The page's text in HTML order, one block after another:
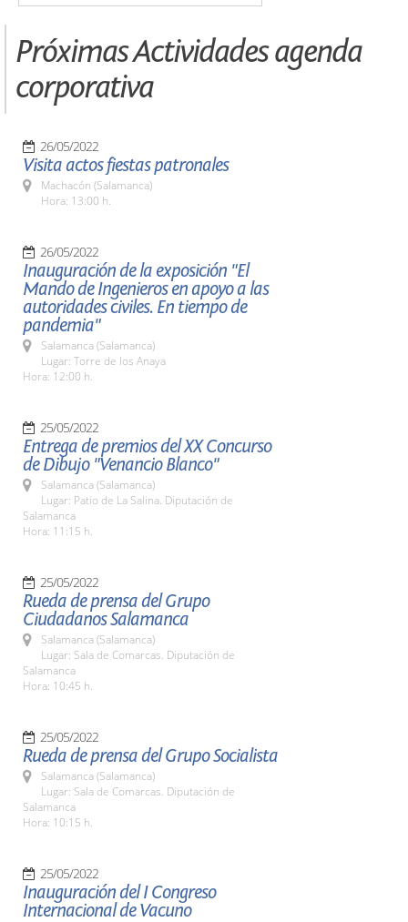
Próximas Actividades agenda
corporativa
26/05/2022
Visita actos fiestas patronales
Machacón (Salamanca)
Hora: 13:00 h.
26/05/2022
Inauguración de la exposición "El
Mando de Ingenieros en apoyo a las
autoridades civiles. En tiempo de
pandemia"
Salamanca (Salamanca)
Lugar: Torre de los Anaya
Hora: 12:00 h.
25/05/2022
Entrega de premios del XX Concurso
de Dibujo "Venancio Blanco"
Salamanca (Salamanca)
Lugar: Patio de La Salina. Diputación de
Salamanca
Hora: 11:15 h.
25/05/2022
Rueda de prensa del Grupo
Ciudadanos Salamanca
Salamanca (Salamanca)
Lugar: Sala de Comarcas. Diputación de
Salamanca
Hora: 10:45 h.
25/05/2022
Rueda de prensa del Grupo Socialista
Salamanca (Salamanca)
Lugar: Sala de Comarcas. Diputación de
Salamanca
Hora: 10:15 h.
25/05/2022
Inauguración del I Congreso
Internacional de Vacuno